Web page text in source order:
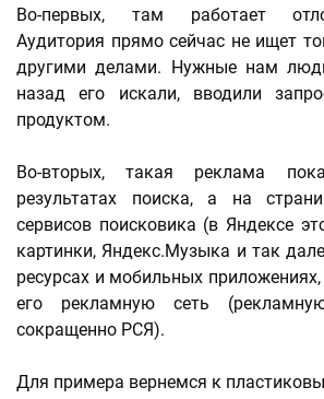
Во-первых, там работает
Аудитория прямо сейчас не ищет
другими делами. Нужные нам
назад его искали, вводили
продуктом.
Во-вторых, такая реклама
результатах поиска, а на
сервисов поисковика (в Яндексе
картинки, Яндекс.Музыка и так
ресурсах и мобильных
его рекламную сеть
сокращенно РСЯ).
Для примера вернемся к